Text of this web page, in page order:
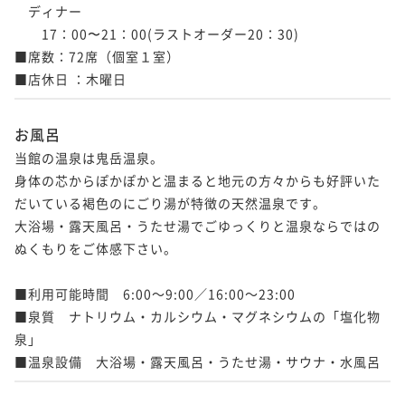
ディナー
17：00〜21：00(ラストオーダー20：30)
■席数：72席（個室１室）
■店休日 ：木曜日
お風呂
当館の温泉は鬼岳温泉。
身体の芯からぽかぽかと温まると地元の方々からも好評いた
だいている褐色のにごり湯が特徴の天然温泉です。
大浴場・露天風呂・うたせ湯でごゆっくりと温泉ならではの
ぬくもりをご体感下さい。
■利用可能時間　6:00～9:00／16:00～23:00
■泉質　ナトリウム・カルシウム・マグネシウムの「塩化物
泉」
■温泉設備　大浴場・露天風呂・うたせ湯・サウナ・水風呂